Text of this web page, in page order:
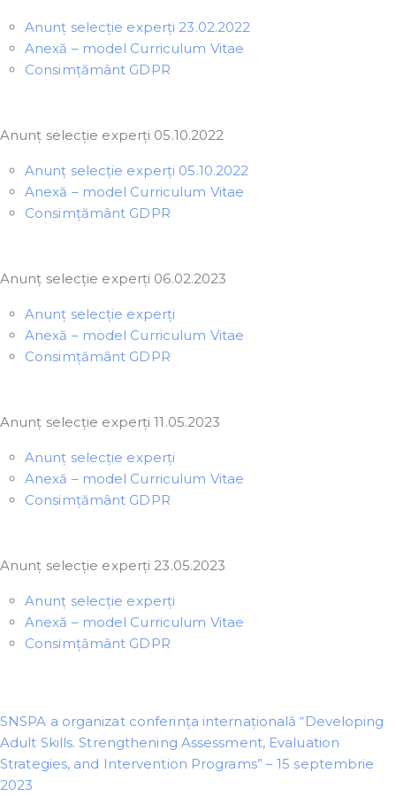
Anunț selecție experți 23.02.2022
Anexă – model Curriculum Vitae
Consimțământ GDPR
Anunț selecție experți 05.10.2022
Anunț selecție experți 05.10.2022
Anexă – model Curriculum Vitae
Consimțământ GDPR
Anunț selecție experți 06.02.2023
Anunț selecție experți
Anexă – model Curriculum Vitae
Consimțământ GDPR
Anunț selecție experți 11.05.2023
Anunț selecție experți
Anexă – model Curriculum Vitae
Consimțământ GDPR
Anunț selecție experți 23.05.2023
Anunț selecție experți
Anexă – model Curriculum Vitae
Consimțământ GDPR
SNSPA a organizat conferința internațională “Developing
Adult Skills. Strengthening Assessment, Evaluation
Strategies, and Intervention Programs” – 15 septembrie
2023